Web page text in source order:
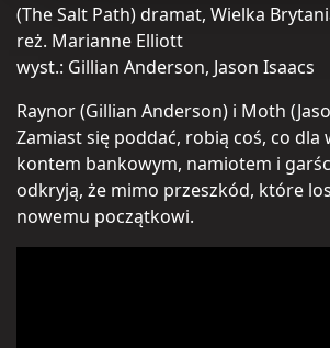
(The Salt Path) dramat, Wielka
reż. Marianne Elliott
wyst.: Gillian Anderson, Jason Isaacs
Raynor (Gillian Anderson) i Moth
Zamiast się poddać, robią coś, co
kontem bankowym, namiotem i
odkryją, że mimo przeszkód, które
nowemu początkowi.